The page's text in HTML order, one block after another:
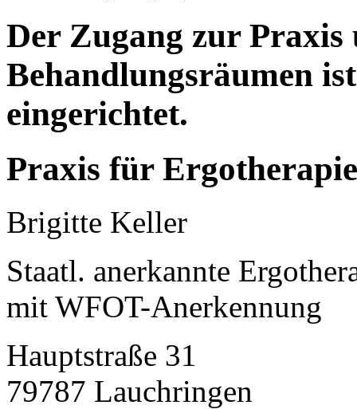
Der Zugang zur Praxis
Behandlungsräumen
eingerichtet.
Praxis für Ergotherapie
Brigitte Keller
Staatl. anerkannte
mit WFOT-Anerkennung
Hauptstraße 31
79787 Lauchringen